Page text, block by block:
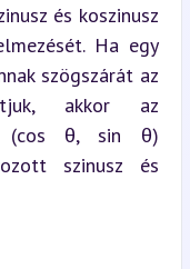
és koszinusz
Ha egy
szögszárát az
akkor az
(cos θ, sin θ)
szinusz és